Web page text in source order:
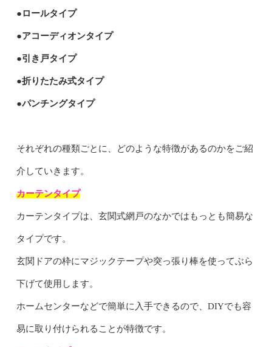
●ロールタイプ
●アコーディオンタイプ
●引き戸タイプ
●折りたたみ式タイプ
●パンチングタイプ
それぞれの種類ごとに、どのような特徴があるのかをご紹
介していきます。
カーテンタイプ
カーテンタイプは、玄関式網戸のなかではもっとも簡易な
タイプです。
玄関ドアの枠にマジックテープや突っ張り棒を使ってぶら
下げて使用します。
ホームセンターなどで簡単に入手できるので、DIYでも容
易に取り付けられることが特徴です。